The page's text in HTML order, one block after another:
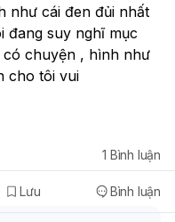
như cái đen đủi nhất
đang suy nghĩ mục
có chuyện , hình như
cho tôi vui
Lưu Bình luận
1 Bình luận